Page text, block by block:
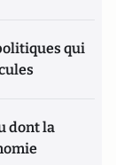
qui
dont la